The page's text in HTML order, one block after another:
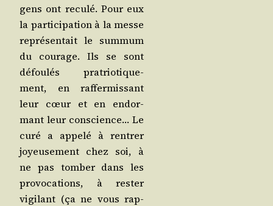
gens ont recu­lé. Pour eux
la par­ti­ci­pa­tion à la messe
repré­sen­tait le sum­mum
du cou­rage. Ils se sont
défou­lés pra­trio­ti­que­
ment, en raf­fer­mis­sant
leur cœur et en endor­
mant leur conscience… Le
curé a appe­lé à ren­trer
joyeu­se­ment chez soi, à
ne pas tom­ber dans les
pro­vo­ca­tions, à res­ter
vigi­lant (ça ne vous rap­